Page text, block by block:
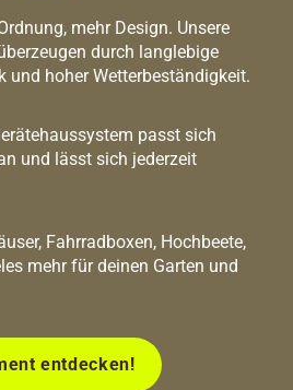
mehr Design. Unsere
durch langlebige
und hoher Wetterbeständigkeit.
passt sich
und lässt sich jederzeit
Fahrradboxen, Hochbeete,
mehr für deinen Garten und
entdecken!